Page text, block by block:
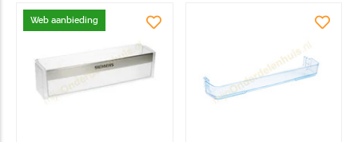
Web aanbieding